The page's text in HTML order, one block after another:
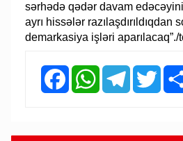
sərhədə qədər davam
ayrı hissələr razılaşdırıldıqdan
demarkasiya işləri aparılacaq”./
FacebookWhatsAppTelegram